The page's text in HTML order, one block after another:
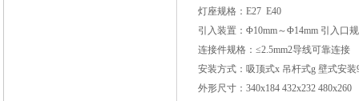
灯座规格：E27 E40
引入装置：Φ10mm～Φ14mm 引入口
连接件规格：≤2.5mm2导线可靠连接
安装方式：吸顶式x 吊杆式g 壁式安装
外形尺寸：340x184 432x232 480x260